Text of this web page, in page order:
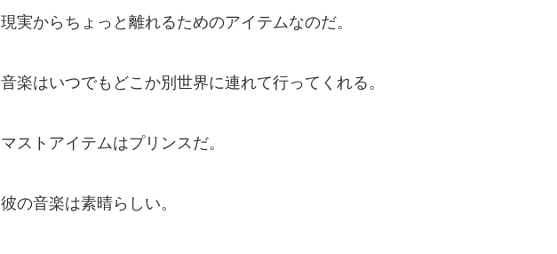
現実からちょっと離れるためのアイテムなのだ。
音楽はいつでもどこか別世界に連れて行ってくれる。
マストアイテムはプリンスだ。
彼の音楽は素晴らしい。